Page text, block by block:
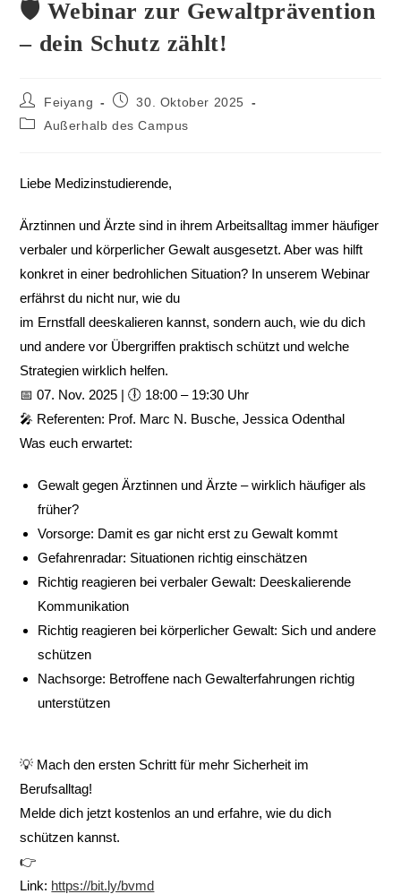
🛡 Webinar zur Gewaltprävention
– dein Schutz zählt!
Feiyang
30. Oktober 2025
Außerhalb des Campus
Liebe Medizinstudierende,
Ärztinnen und Ärzte sind in ihrem Arbeitsalltag immer häufiger
verbaler und körperlicher Gewalt ausgesetzt. Aber was hilft
konkret in einer bedrohlichen Situation? In unserem Webinar
erfährst du nicht nur, wie du
im Ernstfall deeskalieren kannst, sondern auch, wie du dich
und andere vor Übergriffen praktisch schützt und welche
Strategien wirklich helfen.
📅 07. Nov. 2025 | 🕕 18:00 – 19:30 Uhr
🎤 Referenten: Prof. Marc N. Busche, Jessica Odenthal
Was euch erwartet:
Gewalt gegen Ärztinnen und Ärzte – wirklich häufiger als
früher?
Vorsorge: Damit es gar nicht erst zu Gewalt kommt
Gefahrenradar: Situationen richtig einschätzen
Richtig reagieren bei verbaler Gewalt: Deeskalierende
Kommunikation
Richtig reagieren bei körperlicher Gewalt: Sich und andere
schützen
Nachsorge: Betroffene nach Gewalterfahrungen richtig
unterstützen
💡 Mach den ersten Schritt für mehr Sicherheit im
Berufsalltag!
Melde dich jetzt kostenlos an und erfahre, wie du dich
schützen kannst.
👉
Link: https://bit.ly/bvmd